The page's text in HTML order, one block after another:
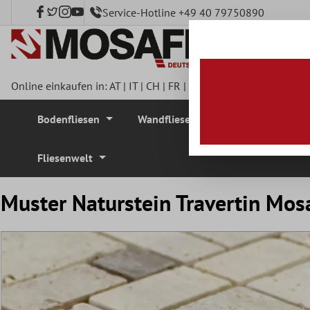
springen Service-Hotline +49 40 79750890
Online einkaufen in:AT| IT| CH | FR |
Bodenfliesen Wandfliesen
Fliesenwelt
Muster Naturstein Travertin